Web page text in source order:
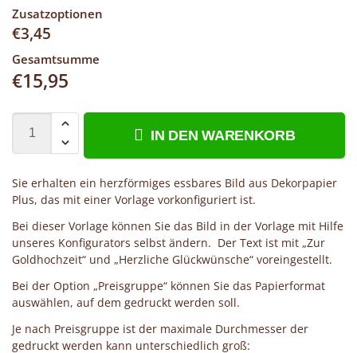
Zusatzoptionen
€3,45
Gesamtsumme
€15,95
IN DEN WARENKORB
Sie erhalten ein herzförmiges essbares Bild aus Dekorpapier
Plus, das mit einer Vorlage vorkonfiguriert ist.
Bei dieser Vorlage können Sie das Bild in der Vorlage mit Hilfe
unseres Konfigurators selbst ändern. Der Text ist mit „Zur
Goldhochzeit“ und „Herzliche Glückwünsche“ voreingestellt.
Bei der Option „Preisgruppe“ können Sie das Papierformat
auswählen, auf dem gedruckt werden soll.
Je nach Preisgruppe ist der maximale Durchmesser der
gedruckt werden kann unterschiedlich groß: